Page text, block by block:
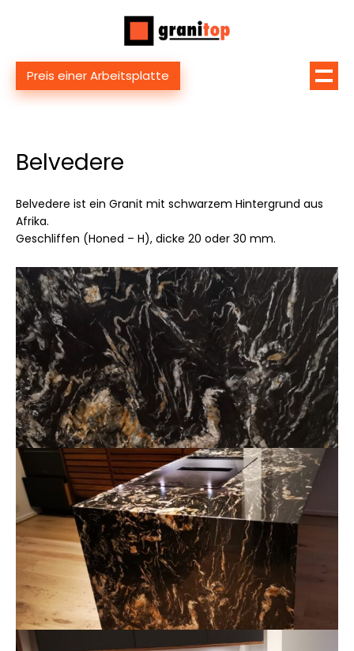
Preis einer Arbeitsplatte
Belvedere
Belvedere ist ein Granit mit schwarzem Hintergrund aus
Afrika.
Geschliffen (Honed – H), dicke 20 oder 30 mm.